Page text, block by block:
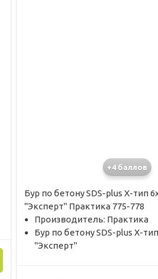
+4 баллов
Бур по бетону SDS-plus X-тип
"Эксперт" Практика 775-778
Производитель: Практика
Бур по бетону SDS-plus X-
"Эксперт"